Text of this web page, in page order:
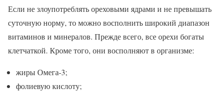
Если не злоупотреблять ореховыми ядрами и не превышать
суточную норму, то можно восполнить широкий диапазон
витаминов и минералов. Прежде всего, все орехи богаты
клетчаткой. Кроме того, они восполняют в организме:
жиры Омега-3;
фолиевую кислоту;